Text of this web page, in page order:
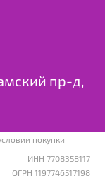
пр-д,
покупки
ИНН 7708358117
ОГРН 1197746517198